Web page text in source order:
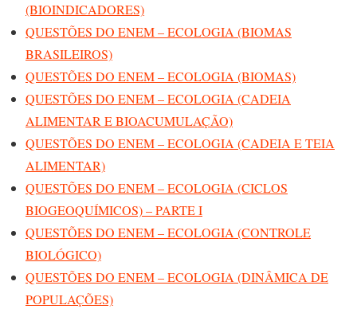
(BIOINDICADORES)
QUESTÕES DO ENEM – ECOLOGIA (BIOMAS
BRASILEIROS)
QUESTÕES DO ENEM – ECOLOGIA (BIOMAS)
QUESTÕES DO ENEM – ECOLOGIA (CADEIA
ALIMENTAR E BIOACUMULAÇÃO)
QUESTÕES DO ENEM – ECOLOGIA (CADEIA E TEIA
ALIMENTAR)
QUESTÕES DO ENEM – ECOLOGIA (CICLOS
BIOGEOQUÍMICOS) – PARTE I
QUESTÕES DO ENEM – ECOLOGIA (CONTROLE
BIOLÓGICO)
QUESTÕES DO ENEM – ECOLOGIA (DINÂMICA DE
POPULAÇÕES)